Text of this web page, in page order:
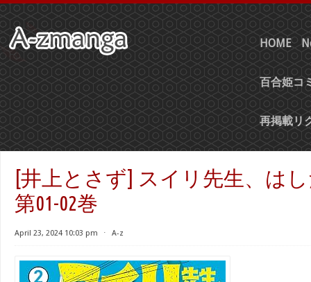
HOME
百合姫コ
再掲載リ
[井上とさず] スイリ先生、は
第01-02巻
April 23, 2024 10:03 pm ⋅ A-z